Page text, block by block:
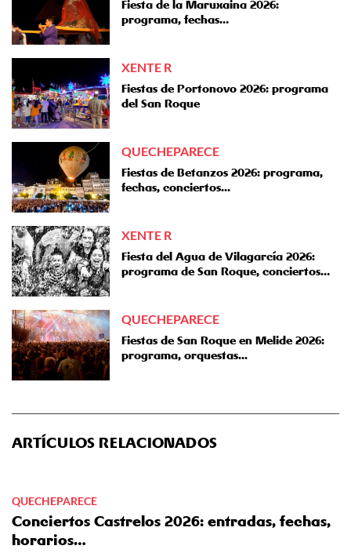
Fiesta de la Maruxaina 2026:
programa, fechas…
XENTE R
Fiestas de Portonovo 2026: programa
del San Roque
QUECHEPARECE
Fiestas de Betanzos 2026: programa,
fechas, conciertos...
XENTE R
Fiesta del Agua de Vilagarcía 2026:
programa de San Roque, conciertos…
QUECHEPARECE
Fiestas de San Roque en Melide 2026:
programa, orquestas...
ARTÍCULOS RELACIONADOS
QUECHEPARECE
Conciertos Castrelos 2026: entradas, fechas,
horarios…